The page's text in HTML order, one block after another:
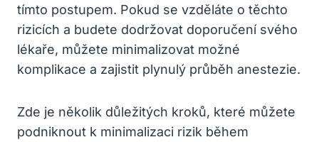
tímto postupem. Pokud se vzděláte o těchto
rizicích a budete dodržovat doporučení svého
lékaře, můžete minimalizovat možné
komplikace a zajistit plynulý průběh anestezie.
Zde je několik důležitých kroků, které můžete
podniknout k minimalizaci rizik během